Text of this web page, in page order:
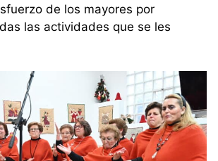
de los mayores por
las actividades que se les